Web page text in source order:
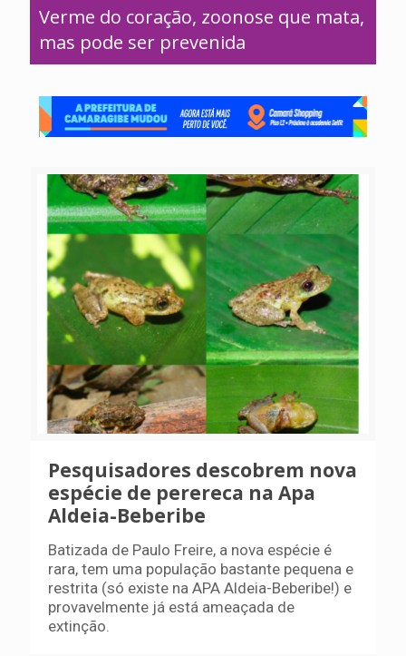
Verme do coração, zoonose que mata,
mas pode ser prevenida
Pesquisadores descobrem nova
espécie de perereca na Apa
Aldeia-Beberibe
Batizada de Paulo Freire, a nova espécie é
rara, tem uma população bastante pequena e
restrita (só existe na APA Aldeia-Beberibe!) e
provavelmente já está ameaçada de
extinção.